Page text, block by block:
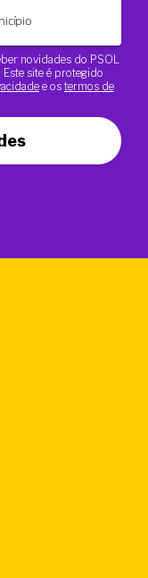
novidades do PSOL
. Este site é protegido
e os termos de